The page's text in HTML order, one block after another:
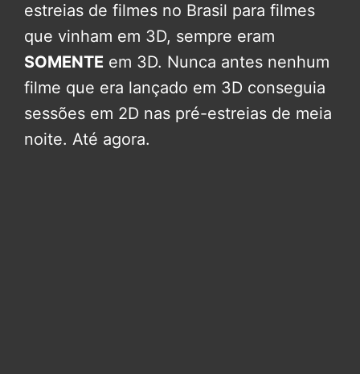
estreias de filmes no Brasil para filmes
que vinham em 3D, sempre eram
SOMENTE em 3D. Nunca antes nenhum
filme que era lançado em 3D conseguia
sessões em 2D nas pré-estreias de meia
noite. Até agora.